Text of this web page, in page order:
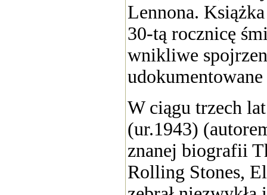
Lennona.
30-tą rocznicę
wnikliwe
W ciągu trzech
(ur.1943)
znanej biografii
Rolling Stones,